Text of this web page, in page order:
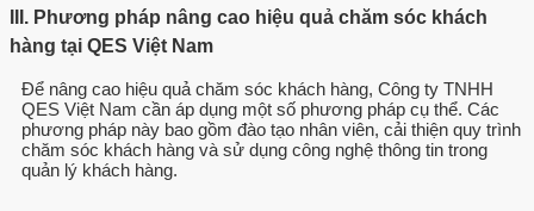
III. Phương pháp nâng cao hiệu quả chăm sóc khách
hàng tại QES Việt Nam
Để nâng cao hiệu quả chăm sóc khách hàng, Công ty TNHH
QES Việt Nam cần áp dụng một số phương pháp cụ thể. Các
phương pháp này bao gồm đào tạo nhân viên, cải thiện quy trình
chăm sóc khách hàng và sử dụng công nghệ thông tin trong
quản lý khách hàng.